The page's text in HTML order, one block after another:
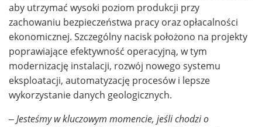
aby utrzymać wysoki poziom produkcji przy
zachowaniu bezpieczeństwa pracy oraz opłacalności
ekonomicznej. Szczególny nacisk położono na projekty
poprawiające efektywność operacyjną, w tym
modernizację instalacji, rozwój nowego systemu
eksploatacji, automatyzację procesów i lepsze
wykorzystanie danych geologicznych.
– Jesteśmy w kluczowym momencie, jeśli chodzi o